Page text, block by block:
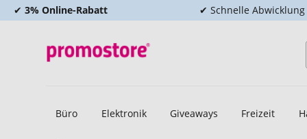
✔ 3% Online-Rabatt ✔ Schnelle Abwicklung
Büro Elektronik Giveaways Freizeit